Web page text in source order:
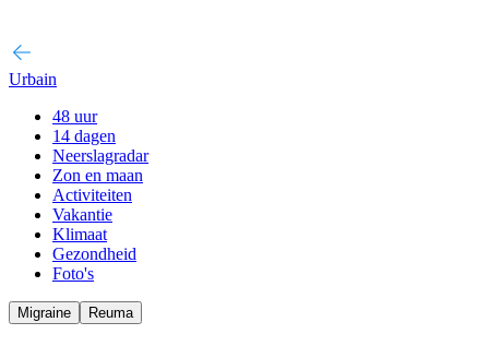
Urbain
48 uur
14 dagen
Neerslagradar
Zon en maan
Activiteiten
Vakantie
Klimaat
Gezondheid
Foto's
Migraine Reuma